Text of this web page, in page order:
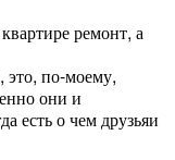
ремонт, а
это, по-моему,
они и
есть о чем друзьяи